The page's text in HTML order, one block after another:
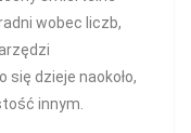
wobec liczb,
dzieje naokoło,
innym.